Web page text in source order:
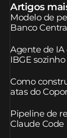
Artigos
Modelo de
Banco
Agente de IA
IBGE sozinho
Como
atas do
Pipeline de
Claude Code